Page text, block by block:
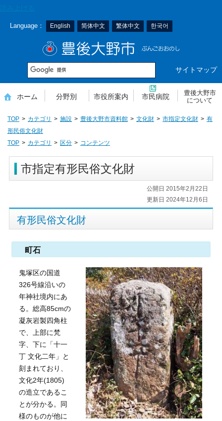
Language： English 简体中文 繁体中文 한국어
サイトマップ
ホーム 分野別 市役所案内 市民病院
豊後大野市
について
TOP カテゴリ 施設 豊後大野市資料館 文化財 市指定文化財
有
形民俗文化財
TOP
カテゴリ 区分 コンテンツ
市指定有形民俗文化財
公開日 2015年2月22日
更新日 2024年12月6日
有形民俗文化財
町石
鬼塚区の国道
326号線沿いの
年神社境内にあ
る。総高85cmの
凝灰岩製四角柱
で、上部に梵
字、下に「十一
丁 文化二年」と
刻まれており、
文化2年(1805)
の造立であるこ
とが分かる。同
様のものが他に